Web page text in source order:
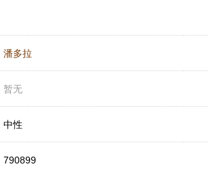
潘多拉
暂无
中性
790899